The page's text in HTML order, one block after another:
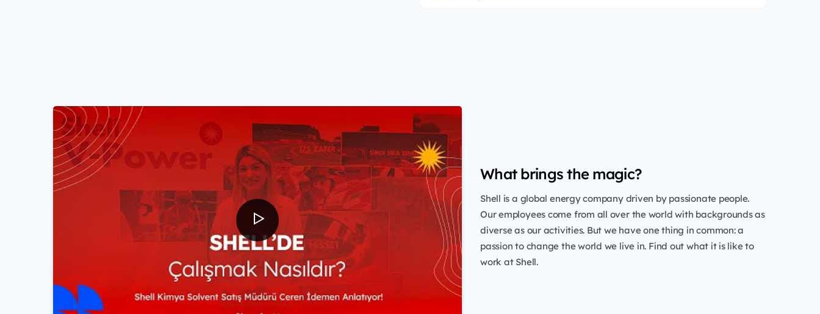
What brings the magic?
Shell is a global energy company driven by passionate people.
Our employees come from all over the world with backgrounds as
diverse as our activities. But we have one thing in common: a
passion to change the world we live in. Find out what it is like to
work at Shell.